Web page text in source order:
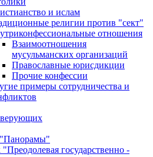
и ислам
религии против "сект"
отношения
Взаимоотношения
мусульманских организаций
Православные юрисдикции
Прочие конфессии
примеры сотрудничества и
государственно -